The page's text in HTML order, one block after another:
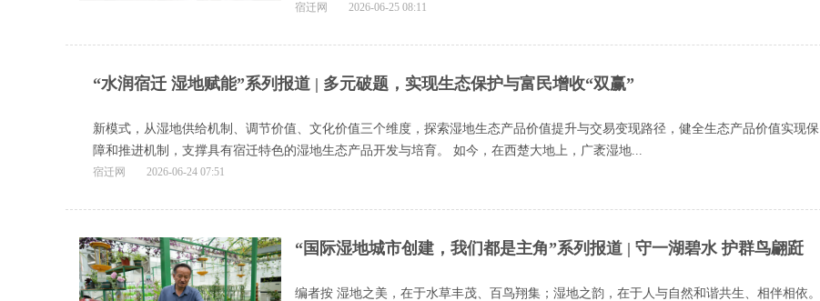
宿迁网 2026-06-25 08:11
“水润宿迁 湿地赋能”系列报道 | 多元破题，实现生态保护与富民增收“双赢”
新模式，从湿地供给机制、调节价值、文化价值三个维度，探索湿地生态产品价值提升与交易变现路径，健全生态产品价值实现保
障和推进机制，支撑具有宿迁特色的湿地生态产品开发与培育。 如今，在西楚大地上，广袤湿地...
宿迁网 2026-06-24 07:51
“国际湿地城市创建，我们都是主角”系列报道 | 守一湖碧水 护群鸟翩跹
编者按 湿地之美，在于水草丰茂、百鸟翔集；湿地之韵，在于人与自然和谐共生、相伴相依。